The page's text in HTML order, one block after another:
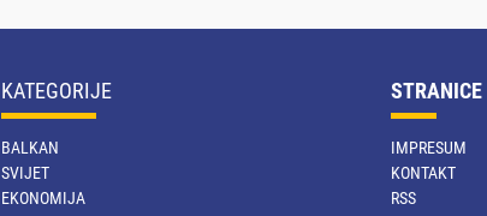
KATEGORIJE
BALKAN
SVIJET
EKONOMIJA
STRANICE
IMPRESUM
KONTAKT
RSS